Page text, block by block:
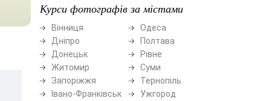
Курси фотографів за містами
Вінниця
Дніпро
Донецьк
Житомир
Запоріжжя
Івано-Франківськ
Одеса
Полтава
Рівне
Суми
Тернопіль
Ужгород